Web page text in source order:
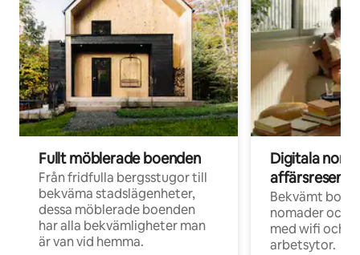
Fullt möblerade boenden
Från fridfulla bergsstugor till
bekväma stadslägenheter,
dessa möblerade boenden
har alla bekvämligheter man
är van vid hemma.
Digitala
Bekvämt
nomader och
med wifi och
arbetsytor.